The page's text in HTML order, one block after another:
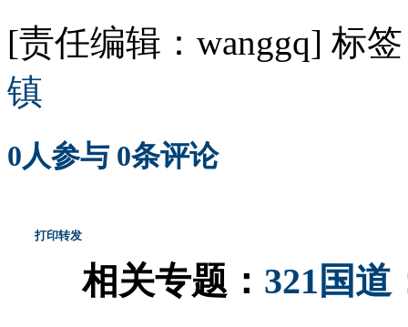
[责任编辑：wanggq] 标
镇
0人参与 0条评论
打印转发
相关专题： 321国道